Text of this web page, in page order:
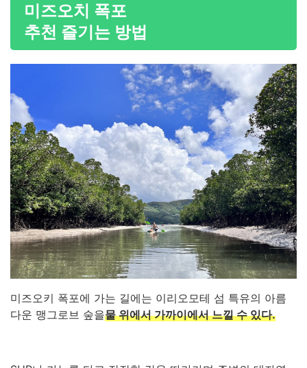
미즈오치 폭포
추천 즐기는 방법
미즈오키 폭포에 가는 길에는 이리오모테 섬 특유의 아름
다운 맹그로브 숲을물 위에서 가까이에서 느낄 수 있다.